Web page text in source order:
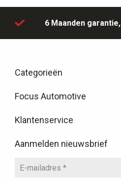
6 Maanden garantie,
Categorieën
Focus Automotive
Klantenservice
Aanmelden nieuwsbrief